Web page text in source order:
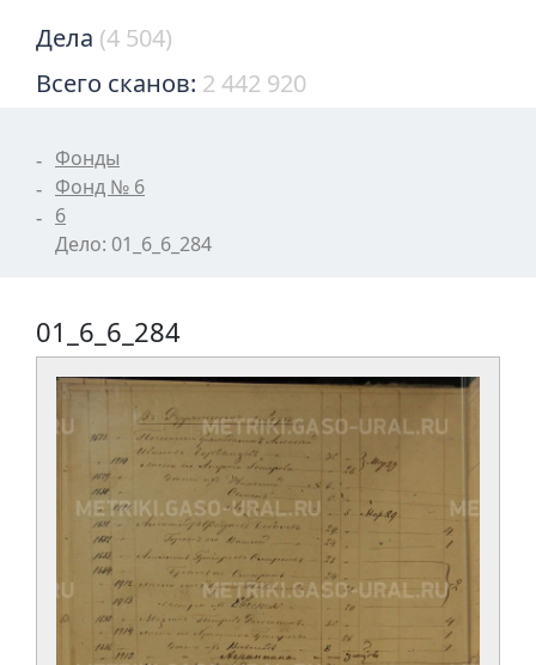
Дела (4 504)
Всего сканов: 2 442 920
Фонды
Фонд № 6
6
Дело: 01_6_6_284
01_6_6_284